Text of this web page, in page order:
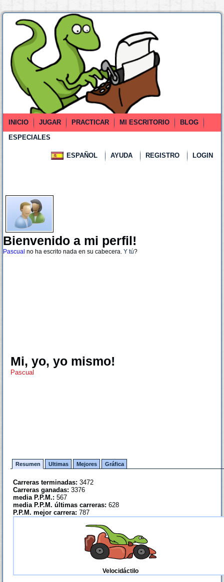
INICIO JUGAR PRACTICAR MI ESCRITORIO
BLOG
ESPECIALES
ESPAÑOL AYUDA REGISTRO LOGIN
Bienvenido a mi perfil!
Pascual no ha escrito nada en su cabecera. Y tú?
Mi, yo, yo mismo!
Pascual
Resumen Ultimas Mejores Gráfica
Carreras terminadas: 3472
Carreras ganadas: 3376
media P.P.M.: 567
media P.P.M. últimas carreras: 628
P.P.M. mejor carrera: 787
Velocidáctilo